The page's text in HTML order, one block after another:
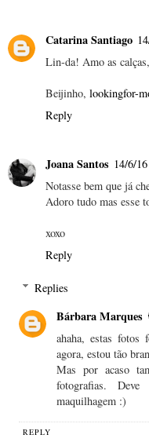
Catarina Santiago
Lin-da! Amo as
Beijinho, lookingfor-
Reply
Joana Santos 14/6/
Notasse bem que já
Adoro tudo mas esse
xoxo
Reply
Replies
Bárbara Marques
ahaha, estas
agora, estou tão
Mas por acaso
fotografias.
maquilhagem :)
REPLY